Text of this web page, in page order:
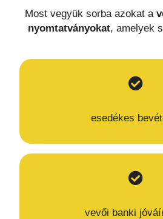
Most vegyük sorba azokat a
nyomtatványokat, amelyek
esedékes
vevői banki